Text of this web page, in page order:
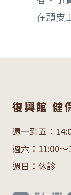
在頭皮
復興館 健
週一到五：
週六：11:00～
週日：休診